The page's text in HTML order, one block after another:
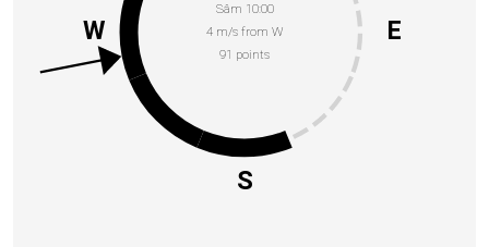
Sâm 10:00
4 m/s from W
91 points
E
S
W